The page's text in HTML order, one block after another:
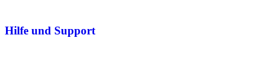
Hilfe und Support